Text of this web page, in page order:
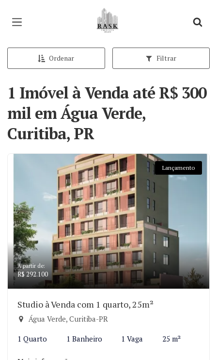
Página inicial
Ordenar Filtrar
1 Imóvel à Venda até R$ 300
mil em Água Verde,
Curitiba, PR
Lançamento
A partir de:
R$ 292.100
Studio à Venda com 1 quarto, 25m²
Água Verde, Curitiba-PR
1 Quarto 1 Banheiro 1 Vaga 25 m²